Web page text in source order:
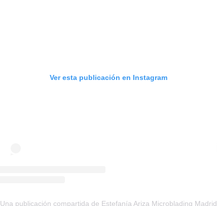
Ver esta publicación en Instagram
Una publicación compartida de Estefanía Ariza Microblading Madrid